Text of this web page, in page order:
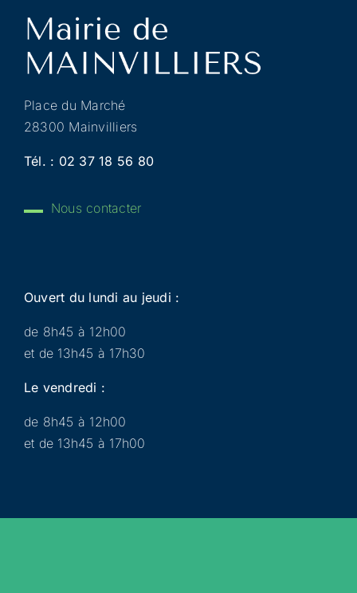
Place du Marché
28300 Mainvilliers
Tél. : 02 37 18 56 80
Nous contacter
Ouvert du lundi au jeudi :
de 8h45 à 12h00
et de 13h45 à 17h30
Le vendredi :
de 8h45 à 12h00
et de 13h45 à 17h00